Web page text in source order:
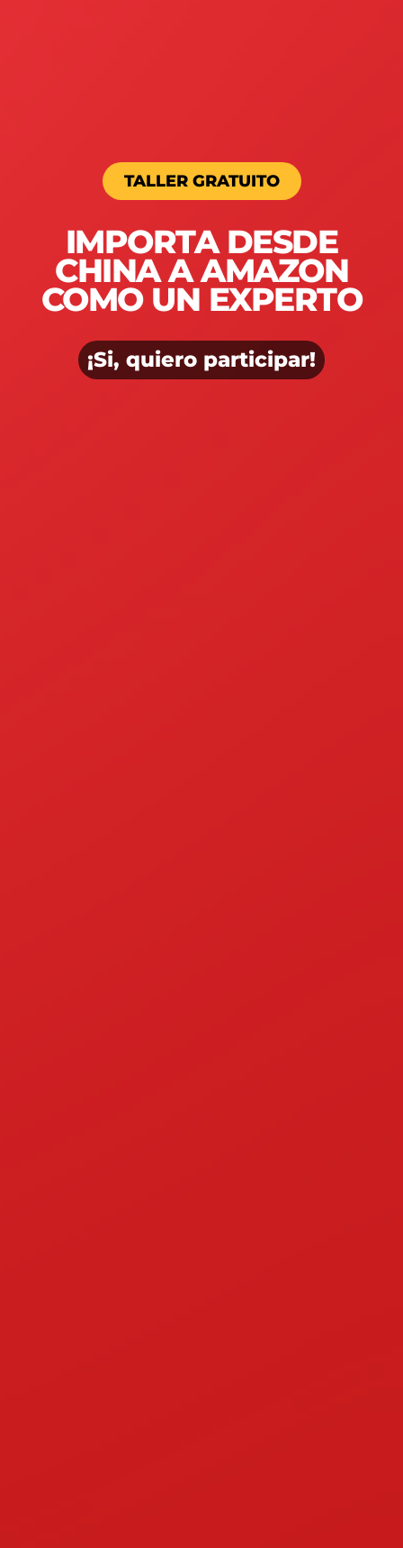
TALLER GRATUITO
IMPORTA DESDE
CHINA A AMAZON
COMO UN EXPERTO
¡Si, quiero participar!